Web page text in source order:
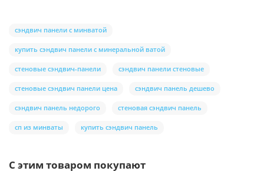
сэндвич панели с минватой
купить сэндвич панели с минеральной ватой
стеновые сэндвич-панели сэндвич панели стеновые
стеновые сэндвич панели цена сэндвич панель дешево
сэндвич панель недорого стеновая сэндвич панель
сп из минваты купить сэндвич панель
С этим товаром покупают